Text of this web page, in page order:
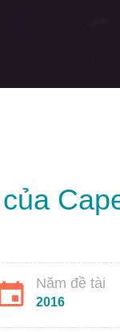
Năm đề tài
2016